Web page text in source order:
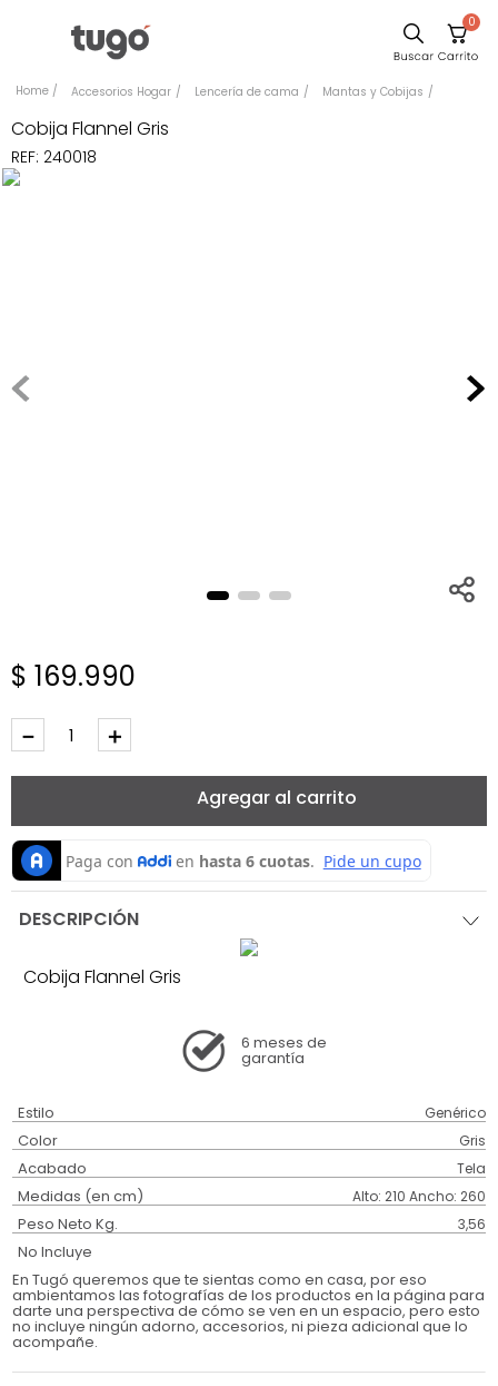
0
Accesorios Hogar Lencería de cama Mantas y Cobijas
Cobija Flannel Gris
REF: 240018
$ 169.990
＋
－
Agregar al carrito
DESCRIPCIÓN
Cobija Flannel Gris
6 meses de
garantía
Estilo Genérico
Color Gris
Acabado Tela
Medidas (en cm) Alto: 210 Ancho: 260
Peso Neto Kg. 3,56
No Incluye
En Tugó queremos que te sientas como en casa, por eso
ambientamos las fotografías de los productos en la página para
darte una perspectiva de cómo se ven en un espacio, pero esto
no incluye ningún adorno, accesorios, ni pieza adicional que lo
acompañe.
Comedor
Escritorio